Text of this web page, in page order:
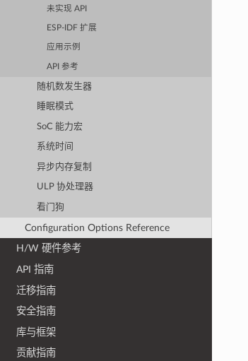
未实现 API
ESP-IDF 扩展
应用示例
API 参考
随机数发生器
睡眠模式
SoC 能力宏
系统时间
异步内存复制
ULP 协处理器
看门狗
Configuration Options Reference
H/W 硬件参考
API 指南
迁移指南
安全指南
库与框架
贡献指南